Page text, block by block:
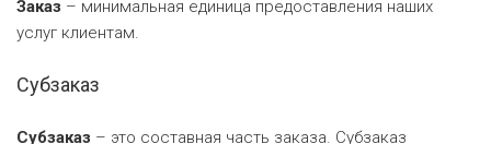
Заказ – минимальная единица предоставления наших
услуг клиентам.
Субзаказ
Субзаказ – это составная часть заказа. Субзаказ